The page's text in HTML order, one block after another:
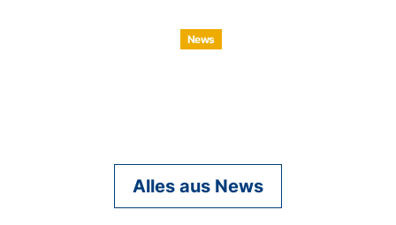
News
Alles aus News